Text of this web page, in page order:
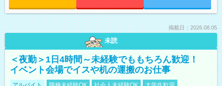
掲載日：2026.08.05
未読
＜夜勤＞1日4時間～未経験でももちろん歓迎！
イベント会場でイスや机の運搬のお仕事